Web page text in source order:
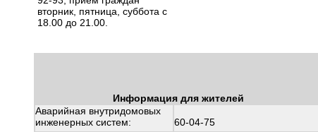
вторник, пятница, суббота с
18.00 до 21.00.
Информация для жителей
Аварийная внутридомовых
инженерных систем:
60-04-75